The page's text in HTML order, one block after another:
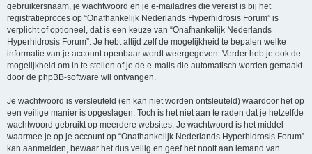
gebruikersnaam, je wachtwoord en je e-mailadres die vereist is bij het
registratieproces op “Onafhankelijk Nederlands Hyperhidrosis Forum” is
verplicht of optioneel, dat is een keuze van “Onafhankelijk Nederlands
Hyperhidrosis Forum”. Je hebt altijd zelf de mogelijkheid te bepalen welke
informatie van je account openbaar wordt weergegeven. Verder heb je ook de
mogelijkheid om in te stellen of je de e-mails die automatisch worden gemaakt
door de phpBB-software wil ontvangen.
Je wachtwoord is versleuteld (en kan niet worden ontsleuteld) waardoor het op
een veilige manier is opgeslagen. Toch is het niet aan te raden dat je hetzelfde
wachtwoord gebruikt op meerdere websites. Je wachtwoord is het middel
waarmee je op je account op “Onafhankelijk Nederlands Hyperhidrosis Forum”
kan aanmelden, bewaar het dus veilig en geef het nooit aan iemand van